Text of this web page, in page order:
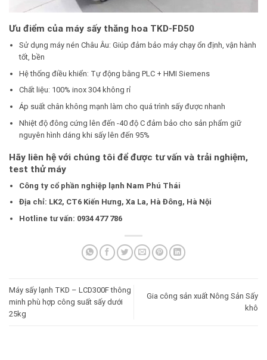
Ưu điểm của máy sấy thăng hoa TKD-FD50
Sử dụng máy nén Châu Âu: Giúp đảm bảo máy chạy ổn định, vận hành
tốt, bền
Hệ thống điều khiển: Tự động bằng PLC + HMI Siemens
Chất liệu: 100% inox 304 không rỉ
Áp suất chân không mạnh làm cho quá trình sấy được nhanh
Nhiệt độ đông cứng lên đến -40 độ C đảm bảo cho sản phẩm giữ
nguyên hình dáng khi sấy lên đến 95%
Hãy liên hệ với chúng tôi để được tư vấn và trải nghiệm,
test thử máy
Công ty cổ phần nghiệp lạnh Nam Phú Thái
Địa chỉ: LK2, CT6 Kiến Hưng, Xa La, Hà Đông, Hà Nội
Hotline tư vấn: 0934 477 786
Máy sấy lạnh TKD – LCD300F thông
minh phù hợp công suất sấy dưới
25kg
Gia công sản xuất Nông Sản Sấy
khô